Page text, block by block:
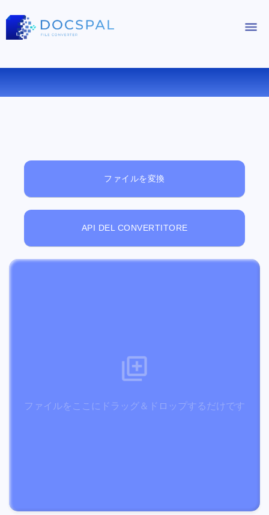
無料オンラインファイルビューアー
ファイルを変換
API DEL CONVERTITORE
ファイルをここにドラッグ＆ドロップするだけです